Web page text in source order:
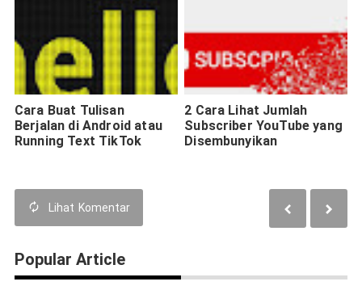
Cara Buat Tulisan
Berjalan di Android atau
Running Text TikTok
2 Cara Lihat Jumlah
Subscriber YouTube yang
Disembunyikan
Lihat Komentar
Popular Article